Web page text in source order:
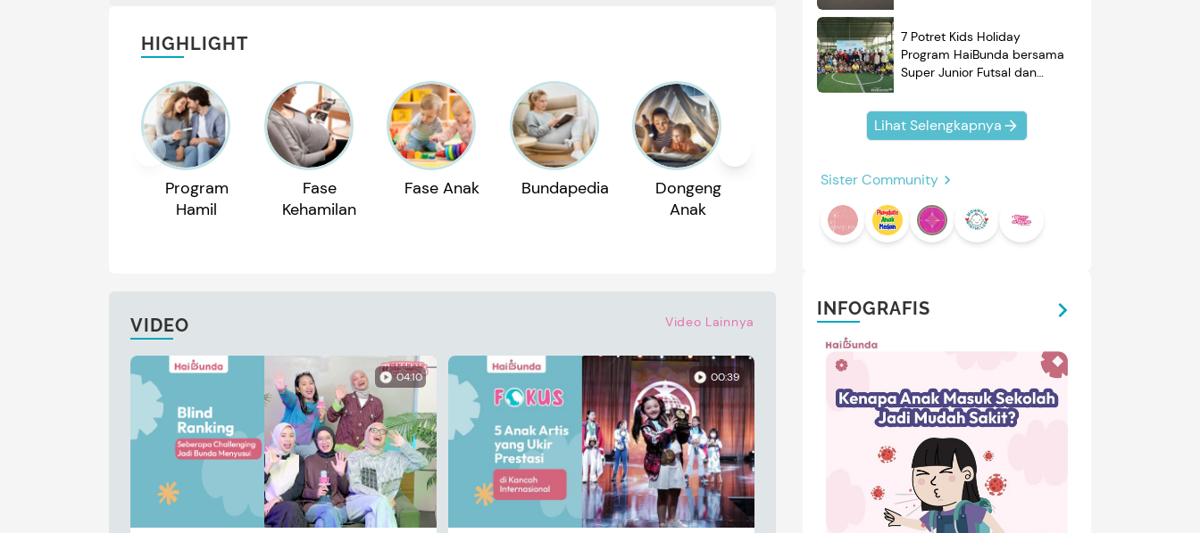
HIGHLIGHT
Program
Hamil
Fase
Kehamilan
Fase Anak Bundapedia
Dongeng
Anak
Rekomendasi
Produk
Nama Bayi
VIDEO Video Lainnya
04:10 00:39 01:20
7 Potret Kids Holiday
Program HaiBunda bersama
Super Junior Futsal dan
Kompak Banget!
Lihat Selengkapnya
Sister Community
INFOGRAFIS